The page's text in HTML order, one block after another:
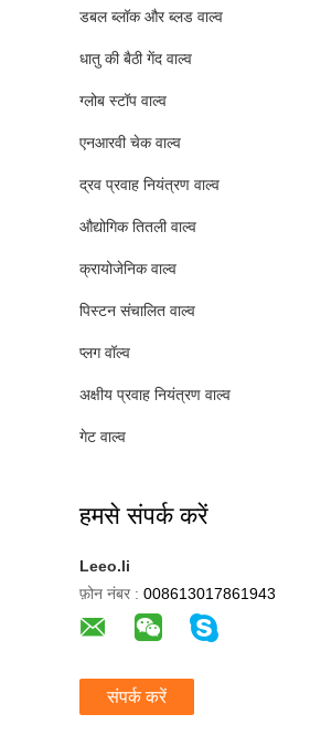
डबल ब्लॉक और ब्लड वाल्व
धातु की बैठी गेंद वाल्व
ग्लोब स्टॉप वाल्व
एनआरवी चेक वाल्व
द्रव प्रवाह नियंत्रण वाल्व
औद्योगिक तितली वाल्व
क्रायोजेनिक वाल्व
पिस्टन संचालित वाल्व
प्लग वॉल्व
अक्षीय प्रवाह नियंत्रण वाल्व
गेट वाल्व
हमसे संपर्क करें
Leeo.li
फ़ोन नंबर : 008613017861943
संपर्क करें